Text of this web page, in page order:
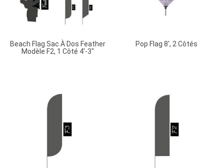
Beach Flag Sac À Dos Feather
Modèle F2, 1 Côté 4′-3″
Pop Flag 8′, 2 Côtés